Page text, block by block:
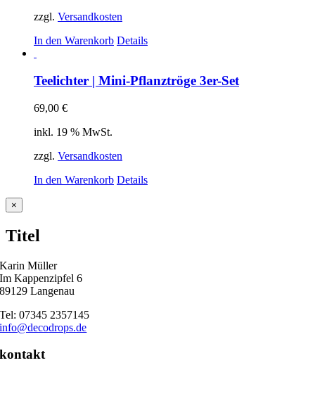
zzgl. Versandkosten
In den Warenkorb Details
Teelichter | Mini-Pflanztröge 3er-Set
69,00 €
inkl. 19 % MwSt.
zzgl. Versandkosten
In den Warenkorb Details
Close
product
view
×
Titel
Karin Müller
Im Kappenzipfel 6
89129 Langenau
Tel: 07345 2357145
info@decodrops.de
kontakt